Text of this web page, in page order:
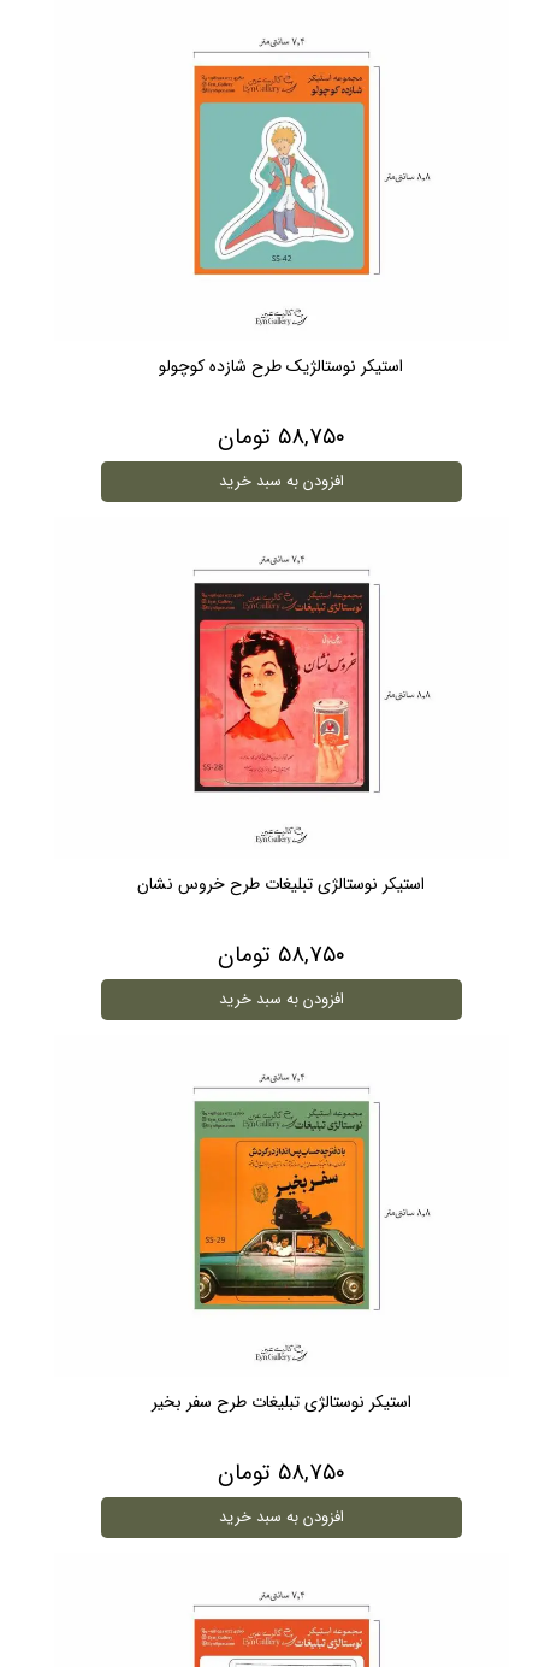
استیکر نوستالژیک طرح شازده کوچولو
۵۸,۷۵۰ تومان
افزودن به سبد خرید
استیکر نوستالژی تبلیغات طرح خروس نشان
۵۸,۷۵۰ تومان
افزودن به سبد خرید
استیکر نوستالژی تبلیغات طرح سفر بخیر
۵۸,۷۵۰ تومان
افزودن به سبد خرید